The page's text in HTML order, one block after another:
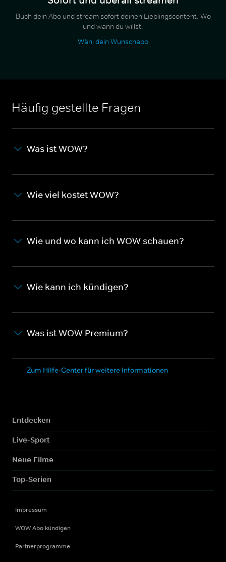
Buch dein Abo und stream sofort deinen Lieblingscontent. Wo
und wann du willst.
Wähl dein Wunschabo
Häufig gestellte Fragen
Was ist WOW?
Wie viel kostet WOW?
Wie und wo kann ich WOW schauen?
Wie kann ich kündigen?
Was ist WOW Premium?
Zum Hilfe-Center für weitere Informationen
Entdecken
Live-Sport
Neue Filme
Top-Serien
Impressum
WOW Abo kündigen
Partnerprogramme